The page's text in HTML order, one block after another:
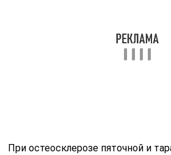
рентгена недостаточно,